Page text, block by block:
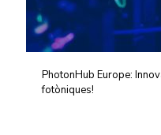
PhotonHub Europe:
fotòniques!